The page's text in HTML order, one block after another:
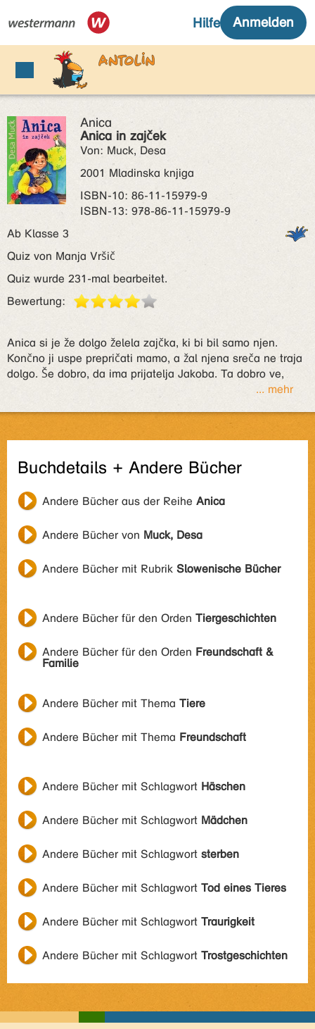
Anica
Anica in zajček
Von: Muck, Desa
2001 Mladinska knjiga
ISBN‑10: 86-11-15979-9
ISBN‑13: 978-86-11-15979-9
Ab Klasse 3
Quiz von Manja Vršič
Quiz wurde 231-mal bearbeitet.
Bewertung:
Anica si je že dolgo želela zajčka, ki bi bil samo njen.
Končno ji uspe prepričati mamo, a žal njena sreča ne traja
dolgo. Še dobro, da ima prijatelja Jakoba. Ta dobro ve,
... mehr
Buchdetails + Andere Bücher
Andere Bücher aus der Reihe Anica
Andere Bücher von Muck, Desa
Andere Bücher mit Rubrik Slowenische Bücher
Andere Bücher für den Orden Tiergeschichten
Andere Bücher für den Orden Freundschaft &
Familie
Andere Bücher mit Thema Tiere
Andere Bücher mit Thema Freundschaft
Andere Bücher mit Schlagwort Häschen
Andere Bücher mit Schlagwort Mädchen
Andere Bücher mit Schlagwort sterben
Andere Bücher mit Schlagwort Tod eines Tieres
Andere Bücher mit Schlagwort Traurigkeit
Andere Bücher mit Schlagwort Trostgeschichten